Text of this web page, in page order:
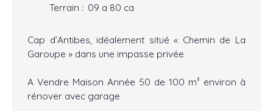
Terrain : 09 a 80 ca
Cap d’Antibes, idéalement situé « Chemin de La
Garoupe » dans une impasse privée
A Vendre Maison Année 50 de 100 m² environ à
rénover avec garage